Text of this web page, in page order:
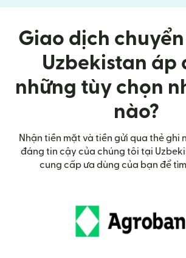
Giao dịch
Uzbekistan áp
những tùy chọn
nào?
Nhận tiền mặt và tiền gửi qua thẻ ghi
đáng tin cậy của chúng tôi tại
cung cấp ưa dùng của bạn để